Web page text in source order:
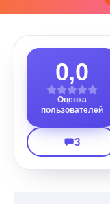
0,0
Оценка
пользователей
3